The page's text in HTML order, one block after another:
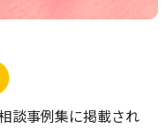
談事例集に掲載され